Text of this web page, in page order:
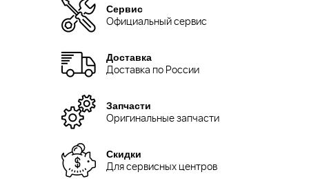
Сервис
Официальный сервис
Доставка
Доставка по России
Запчасти
Оригинальные запчасти
Скидки
Для сервисных центров